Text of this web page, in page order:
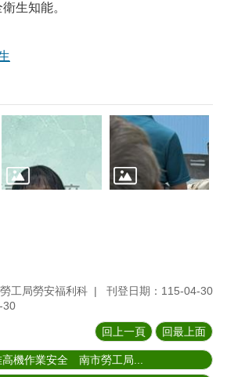
生知能。
工局勞安福利科
刊登日期：115-04-30
30
回上一頁 回最上面
高機作業安全 南市勞工局...